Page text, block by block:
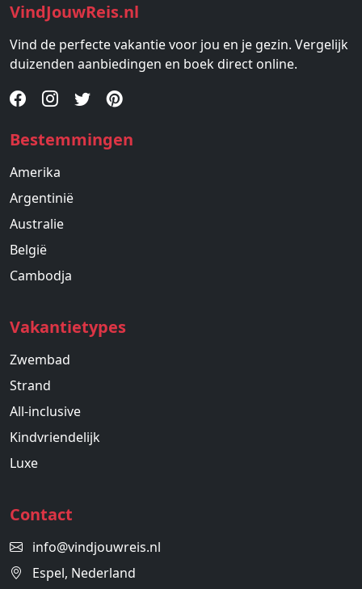
VindJouwReis.nl
Vind de perfecte vakantie voor jou en je gezin. Vergelijk
duizenden aanbiedingen en boek direct online.
Bestemmingen
Amerika
Argentinië
Australie
België
Cambodja
Vakantietypes
Zwembad
Strand
All-inclusive
Kindvriendelijk
Luxe
Contact
info@vindjouwreis.nl
Espel, Nederland